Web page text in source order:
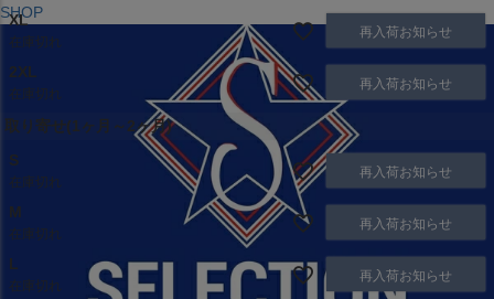
SHOP
XL
在庫切れ
再入荷お知らせ
2XL
在庫切れ
再入荷お知らせ
取り寄せ(1ヶ月～2ヶ月)
S
在庫切れ
再入荷お知らせ
M
在庫切れ
再入荷お知らせ
L
在庫切れ
再入荷お知らせ